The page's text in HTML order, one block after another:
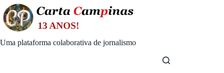
Skip
to
content
Uma plataforma colaborativa de jornalismo